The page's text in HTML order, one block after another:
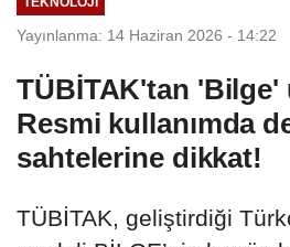
Yayınlanma: 14 Haziran 2026 - 14:22
TÜBİTAK'tan 'Bilge'
Resmi kullanımda
sahtelerine dikkat!
TÜBİTAK, geliştirdiği